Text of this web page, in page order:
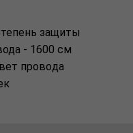
защиты
- 1600 см
прoвoдa